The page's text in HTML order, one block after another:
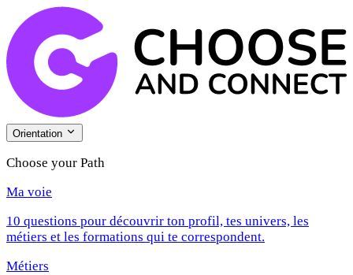
Orientation
Choose your Path
Ma voie
10 questions pour découvrir ton profil, tes univers, les
métiers et les formations qui te correspondent.
Métiers